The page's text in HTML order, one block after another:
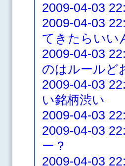
2009-04-03
2009-04-03
てきたらいい
2009-04-03
のはルールど
2009-04-03
い銘柄渋い
2009-04-03
2009-04-03
ー？
2009-04-03